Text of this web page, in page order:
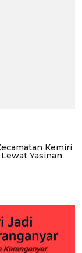
Kemiri
Yasinan